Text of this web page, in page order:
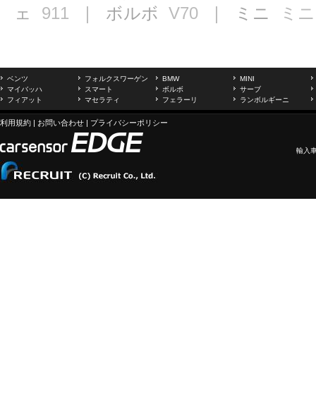
ェ 911 ｜ ボルボ V70 ｜ ミニ ミニ
ベンツ フォルクスワーゲン BMW
MINI
マイバッハ
スマート ボルボ
サーブ
フィアット
マセラティ フェラーリ ランボルギーニ
利用規約 | お問い合わせ | プライバシーポリシー
輸入